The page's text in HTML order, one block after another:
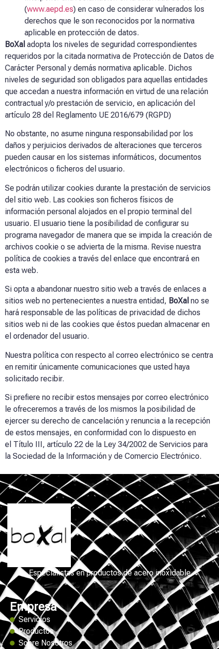
(www.aepd.es) en caso de considerar vulnerados los
derechos que le son reconocidos por la normativa
aplicable en protección de datos.
BoXal adopta los niveles de seguridad correspondientes
requeridos por la citada normativa de Protección de Datos de
Carácter Personal y demás normativa aplicable. Dichos
niveles de seguridad son obligados para aquellas entidades
que accedan a nuestra información en virtud de una relación
contractual y/o prestación de servicio, en aplicación del
artículo 28 del Reglamento UE 2016/679 (RGPD)
No obstante, no asume ninguna responsabilidad por los
daños y perjuicios derivados de alteraciones que terceros
pueden causar en los sistemas informáticos, documentos
electrónicos o ficheros del usuario.
Se podrán utilizar cookies durante la prestación de servicios
del sitio web. Las cookies son ficheros físicos de
información personal alojados en el propio terminal del
usuario. El usuario tiene la posibilidad de configurar su
programa navegador de manera que se impida la creación de
archivos cookie o se advierta de la misma. Revise nuestra
política de cookies a través del enlace que encontrará en
esta web.
Si opta a abandonar nuestro sitio web a través de enlaces a
sitios web no pertenecientes a nuestra entidad, BoXal no se
hará responsable de las políticas de privacidad de dichos
sitios web ni de las cookies que éstos puedan almacenar en
el ordenador del usuario.
Nuestra política con respecto al correo electrónico se centra
en remitir únicamente comunicaciones que usted haya
solicitado recibir.
Si prefiere no recibir estos mensajes por correo electrónico
le ofreceremos a través de los mismos la posibilidad de
ejercer su derecho de cancelación y renuncia a la recepción
de estos mensajes, en conformidad con lo dispuesto en
el Título III, artículo 22 de la Ley 34/2002 de Servicios para
la Sociedad de la Información y de Comercio Electrónico.
Especialistas en productos de acero inoxidable
Empresa
Servicios
Productos
Sobre Nosotros